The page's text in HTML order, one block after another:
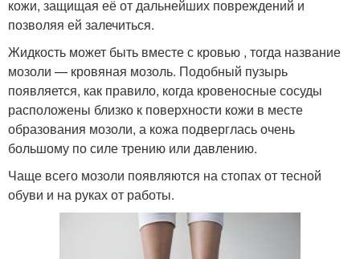
кожи, защищая её от дальнейших повреждений и
позволяя ей залечиться.
Жидкость может быть вместе с кровью , тогда название
мозоли — кровяная мозоль. Подобный пузырь
появляется, как правило, когда кровеносные сосуды
расположены близко к поверхности кожи в месте
образования мозоли, а кожа подверглась очень
большому по силе трению или давлению.
Чаще всего мозоли появляются на стопах от тесной
обуви и на руках от работы.